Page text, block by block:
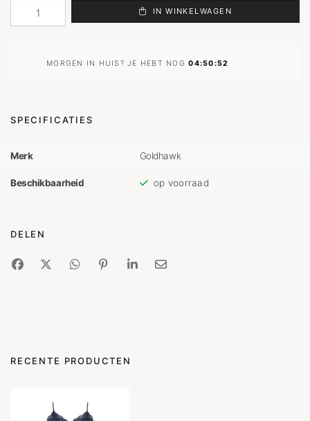
IN WINKELWAGEN
MORGEN IN HUIS? JE HEBT NOG04:50:52
SPECIFICATIES
Merk Goldhawk
Beschikbaarheid op voorraad
DELEN
RECENTE PRODUCTEN